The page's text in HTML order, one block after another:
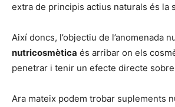
extra de principis actius naturals és la
Així doncs, l’objectiu de l’anomenada
nutricosmètica és arribar on els
penetrar i tenir un efecte directe sobre
Ara mateix podem trobar suplements